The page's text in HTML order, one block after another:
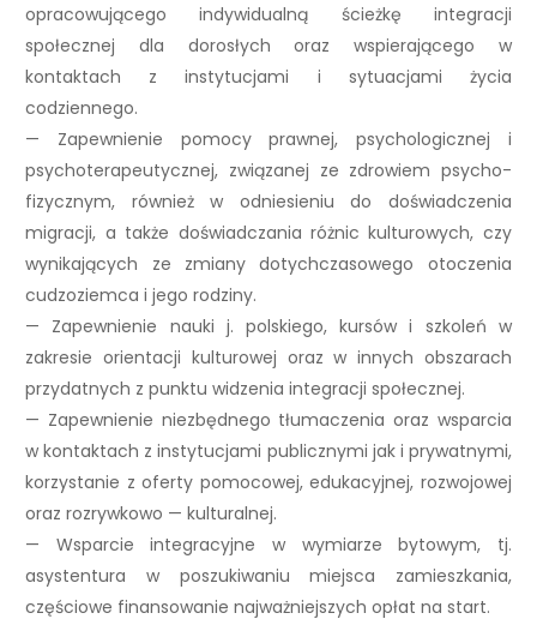
opracowującego indywidualną ścieżkę integracji
społecznej dla dorosłych oraz wspierającego w
kontaktach z instytucjami i sytuacjami życia
codziennego.
— Zapewnienie pomocy prawnej, psychologicznej i
psychoterapeutycznej, związanej ze zdrowiem psycho-
fizycznym, również w odniesieniu do doświadczenia
migracji, a także doświadczania różnic kulturowych, czy
wynikających ze zmiany dotychczasowego otoczenia
cudzoziemca i jego rodziny.
— Zapewnienie nauki j. polskiego, kursów i szkoleń w
zakresie orientacji kulturowej oraz w innych obszarach
przydatnych z punktu widzenia integracji społecznej.
— Zapewnienie niezbędnego tłumaczenia oraz wsparcia
w kontaktach z instytucjami publicznymi jak i prywatnymi,
korzystanie z oferty pomocowej, edukacyjnej, rozwojowej
oraz rozrywkowo — kulturalnej.
— Wsparcie integracyjne w wymiarze bytowym, tj.
asystentura w poszukiwaniu miejsca zamieszkania,
częściowe finansowanie najważniejszych opłat na start.